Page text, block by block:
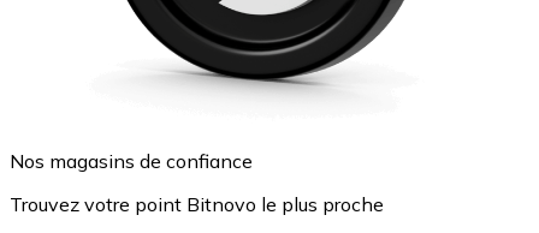
Nos magasins de confiance
Trouvez votre point Bitnovo le plus proche